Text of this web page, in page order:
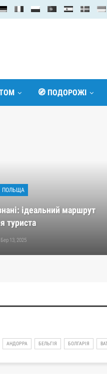
🧭 ПОДОРОЖІ
ПОЛЬЩА
ідеальний маршрут
туриста
Бер 13, 2025
АНДОРРА БЕЛЬГІЯ БОЛГАРІЯ